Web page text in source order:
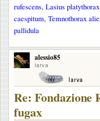
rufescens, Lasius
caespitum, Temnothorax
pallidula
alessio85
larva
Re: Fondazione
fugax